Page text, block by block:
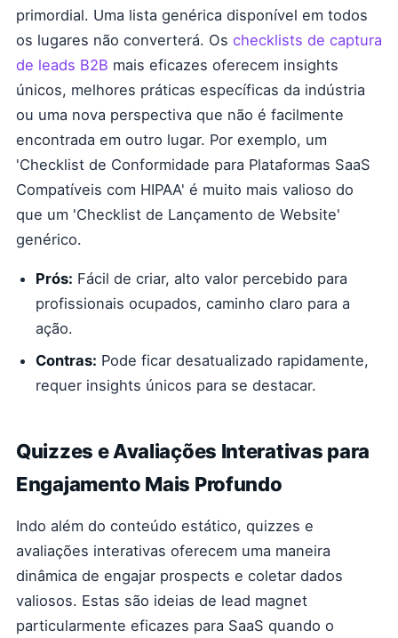
primordial. Uma lista genérica disponível em todos
os lugares não converterá. Os checklists de captura
de leads B2B mais eficazes oferecem insights
únicos, melhores práticas específicas da indústria
ou uma nova perspectiva que não é facilmente
encontrada em outro lugar. Por exemplo, um
'Checklist de Conformidade para Plataformas SaaS
Compatíveis com HIPAA' é muito mais valioso do
que um 'Checklist de Lançamento de Website'
genérico.
Prós: Fácil de criar, alto valor percebido para
profissionais ocupados, caminho claro para a
ação.
Contras: Pode ficar desatualizado rapidamente,
requer insights únicos para se destacar.
Quizzes e Avaliações Interativas para
Engajamento Mais Profundo
Indo além do conteúdo estático, quizzes e
avaliações interativas oferecem uma maneira
dinâmica de engajar prospects e coletar dados
valiosos. Estas são ideias de lead magnet
particularmente eficazes para SaaS quando o